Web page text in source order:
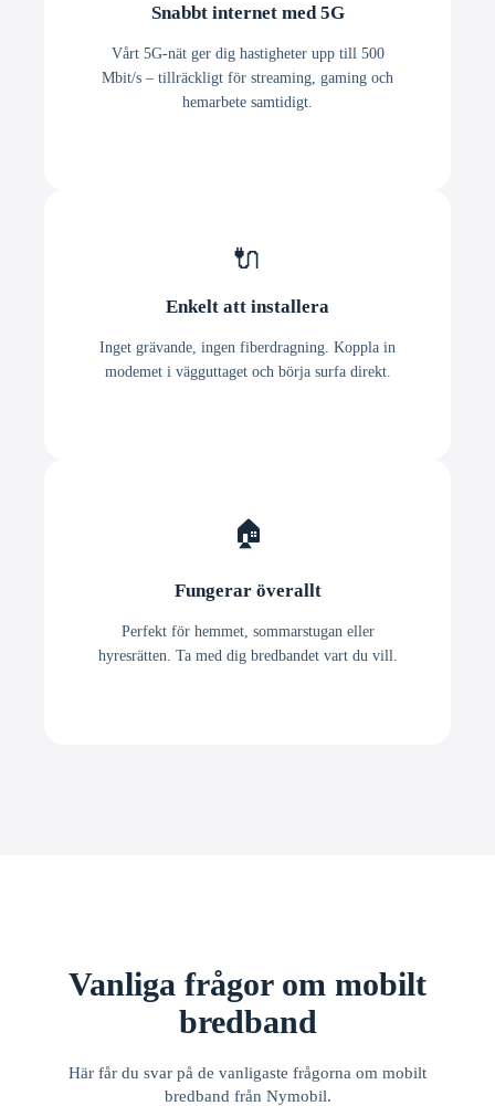
Snabbt internet med 5G
Vårt 5G-nät ger dig hastigheter upp till 500
Mbit/s – tillräckligt för streaming, gaming och
hemarbete samtidigt.
🔌
Enkelt att installera
Inget grävande, ingen fiberdragning. Koppla in
modemet i vägguttaget och börja surfa direkt.
🏠
Fungerar överallt
Perfekt för hemmet, sommarstugan eller
hyresrätten. Ta med dig bredbandet vart du vill.
Vanliga frågor om mobilt
bredband
Här får du svar på de vanligaste frågorna om mobilt
bredband från Nymobil.